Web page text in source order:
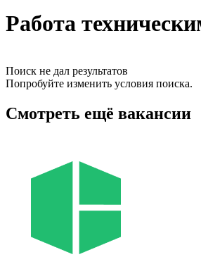
Работа
Поиск не дал результатов
Попробуйте изменить условия поиска.
Смотреть ещё вакансии